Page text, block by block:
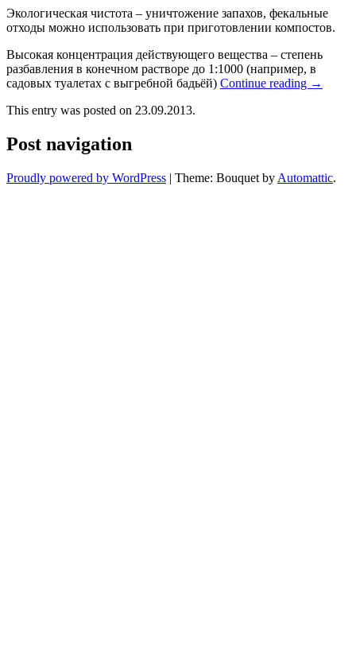
Экологическая чистота – уничтожение запахов, фекальные
отходы можно использовать при приготовлении компостов.
Высокая концентрация действующего вещества – степень
разбавления в конечном растворе до 1:1000 (например, в
садовых туалетах с выгребной бадьёй) Continue reading →
This entry was posted on 23.09.2013.
Post navigation
Proudly powered by WordPress | Theme: Bouquet by Automattic.